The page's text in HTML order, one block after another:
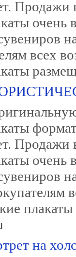
Продажи
очень
всех
Продажи
очень
на